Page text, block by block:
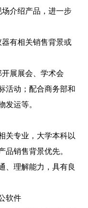
介绍产品，进一步
有相关销售背景或
展展会、学术会
活动；配合商务部和
发运等。
关专业，大学本科以
品销售背景优先。
、理解能力，具有良
软件